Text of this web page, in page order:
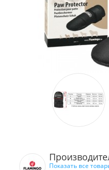
Показать все